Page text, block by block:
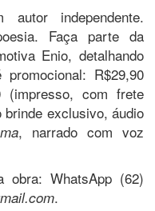
independente.
Faça parte da
Enio, detalhando
R$29,90
(impresso, com frete
exclusivo, áudio
, narrado com voz
obra: WhatsApp (62)
.